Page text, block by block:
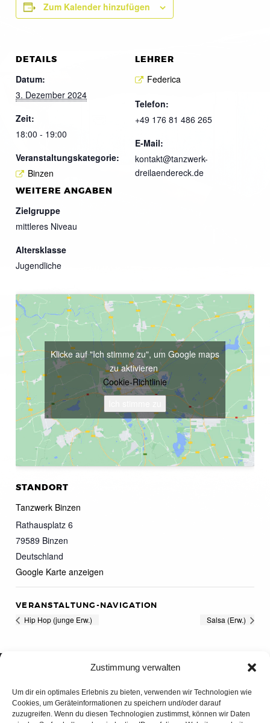
Zustimmung verwalten
Um dir ein optimales Erlebnis zu bieten, verwenden wir Technologien wie
Cookies, um Geräteinformationen zu speichern und/oder darauf
zuzugreifen. Wenn du diesen Technologien zustimmst, können wir Daten
Zum Kalender hinzufügen
DETAILS
Datum:
3. Dezember 2024
Zeit:
18:00 - 19:00
Veranstaltungskategorie:
Binzen
LEHRER
Federica
Telefon:
+49 176 81 486 265
E-Mail:
kontakt@tanzwerk-
dreilaendereck.de
WEITERE ANGABEN
Zielgruppe
mittleres Niveau
Altersklasse
Jugendliche
STANDORT
Tanzwerk Binzen
Rathausplatz 6
79589 Binzen
Deutschland
Google Karte anzeigen
Klicke auf "Ich stimme zu", um Google maps
zu aktivieren
Cookie-Richtlinie
VERANSTALTUNG-NAVIGATION
Hip Hop (junge Erw.) Salsa (Erw.)